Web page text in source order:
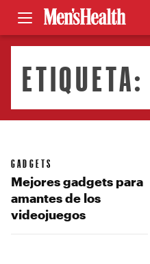
ETIQUETA:
GADGETS
Mejores gadgets para
amantes de los
videojuegos